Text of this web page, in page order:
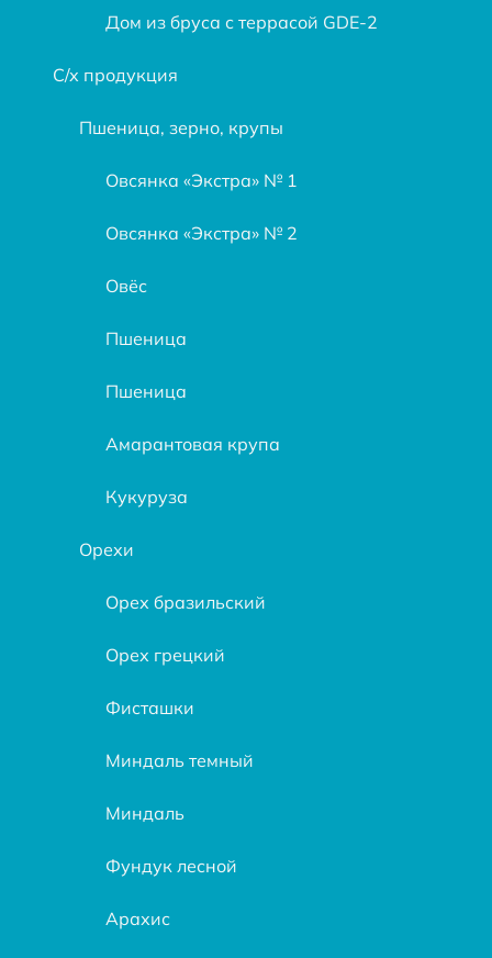
Дом из бруса с террасой GDE-2
С/х продукция
Пшеница, зерно, крупы
Овсянка «Экстра» № 1
Овсянка «Экстра» № 2
Овёс
Пшеница
Пшеница
Амарантовая крупа
Кукуруза
Орехи
Орех бразильский
Орех грецкий
Фисташки
Миндаль темный
Миндаль
Фундук лесной
Арахис